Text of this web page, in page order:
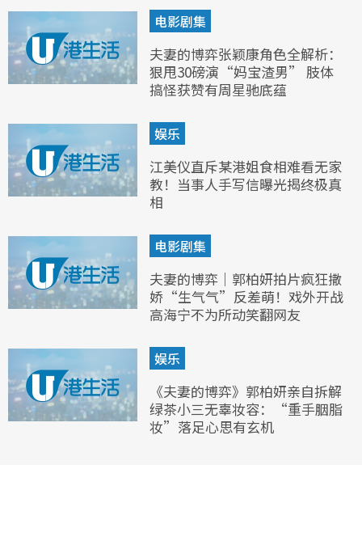
电影剧集
夫妻的博弈张颖康角色全解析：
狠甩30磅演“妈宝渣男” 肢体
搞怪获赞有周星驰底蕴
娱乐
江美仪直斥某港姐食相难看无家
教！当事人手写信曝光揭终极真
相
电影剧集
夫妻的博弈｜郭柏妍拍片疯狂撒
娇“生气气”反差萌！戏外开战
高海宁不为所动笑翻网友
娱乐
《夫妻的博弈》郭柏妍亲自拆解
绿茶小三无辜妆容：“重手胭脂
妆”落足心思有玄机